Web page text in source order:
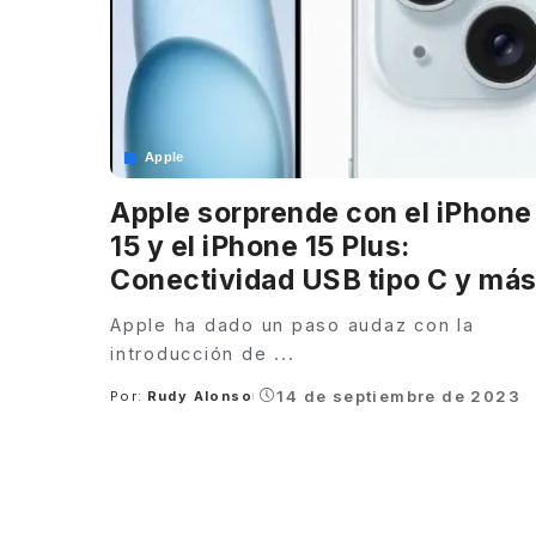
Apple
Apple sorprende con el iPhone
15 y el iPhone 15 Plus:
Conectividad USB tipo C y más
Apple ha dado un paso audaz con la
introducción de ...
Posted
Por: Rudy Alonso 14 de septiembre de 2023